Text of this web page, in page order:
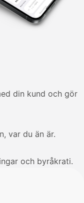
din kund och gör
var du än är.
och byråkrati.